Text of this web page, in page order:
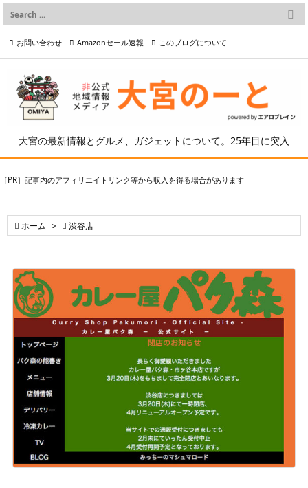
大宮の最新情報とグルメ、ガジェットについて。25年目に突入

メニュー

検索
お問い合わせ Amazonセール速報 このブログについて
プライバシーポリシー等
［PR］記事内のアフィリエイトリンク等から収入を得る場合があります
 ホーム >  渋谷店